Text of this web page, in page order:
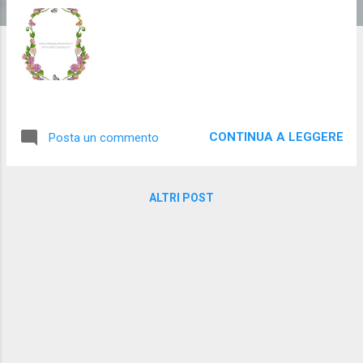
Posta un commento CONTINUA A LEGGERE
ALTRI POST